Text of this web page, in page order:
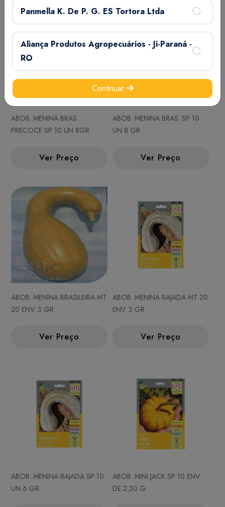
ABOB. MENINA BRAS.
PRECOCE SP 10 UN 8GR
Ver Preço
ABOB. MENINA BRAS. SP 10
UN 8 GR
Ver Preço
ABOB. MENINA BRASILEIRA MT
20 ENV. 3 GR
Ver Preço
ABOB. MENINA RAJADA MT 20
ENV. 3 GR
Ver Preço
ABOB. MENINA RAJADA SP 10
UN 6 GR
ABOB. MINI JACK SP 10 ENV
DE 2,50 G
Panmella K. De P. G. ES Tortora Ltda
Aliança Produtos Agropecuários - Ji-Paraná -
RO
Continuar